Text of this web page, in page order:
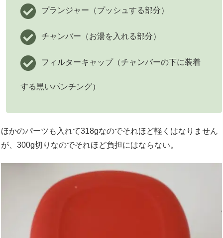
プランジャー（プッシュする部分）
チャンバー（お湯を入れる部分）
フィルターキャップ（チャンバーの下に装着
する黒いパンチング）
ほかのパーツも入れて318gなのでそれほど軽くはなりません
が、300g切りなのでそれほど負担にはならない。